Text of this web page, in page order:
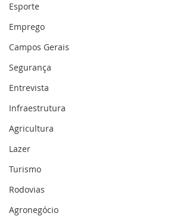
Esporte
Emprego
Campos Gerais
Segurança
Entrevista
Infraestrutura
Agricultura
Lazer
Turismo
Rodovias
Agronegócio